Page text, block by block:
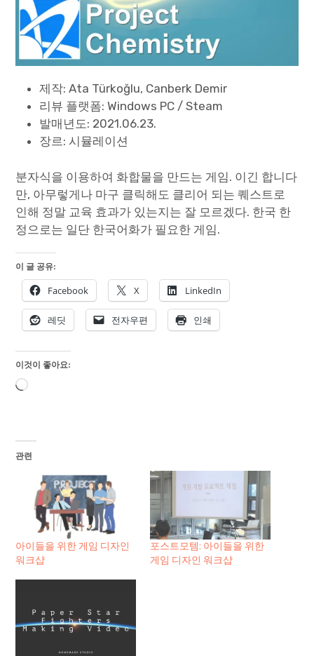
Blender Training
English
제작: Ata Türkoğlu, Canberk Demir
리뷰 플랫폼: Windows PC / Steam
발매년도: 2021.06.23.
장르: 시뮬레이션
분자식을 이용하여 화합물을 만드는 게임. 이긴 합니다
만, 아무렇게나 마구 클릭해도 클리어 되는 퀘스트로
인해 정말 교육 효과가 있는지는 잘 모르겠다. 한국 한
정으로는 일단 한국어화가 필요한 게임.
이 글 공유:
Facebook X LinkedIn
레딧 전자우편 인쇄
이것이 좋아요:
로
관련
아이들을 위한 게임 디자인
워크샵
포스트모템: 아이들을 위한
게임 디자인 워크샵